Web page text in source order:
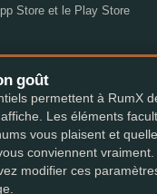
Store et le Play Store
l'Union européenne enregistrée
de confidentialité
de cookiesConditions
goût
permettent à RumX
Les éléments
vous plaisent et
conviennent
modifier ces